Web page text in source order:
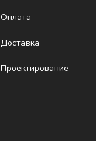
Оплата
Доставка
Проектирование